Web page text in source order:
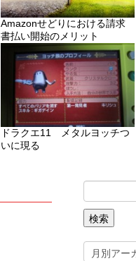
Amazonせどりにおける請求
書払い開始のメリット
ドラクエ11 メタルヨッチつ
いに現る